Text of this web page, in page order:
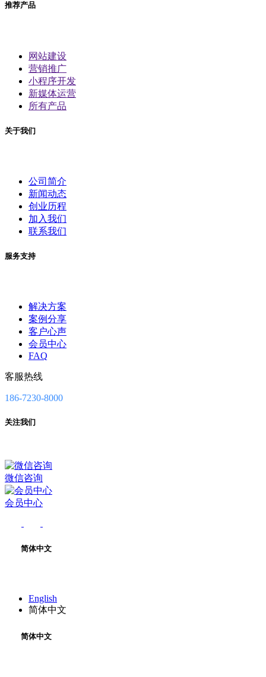
推荐产品
网站建设
营销推广
小程序开发
新媒体运营
所有产品
关于我们
公司简介
新闻动态
创业历程
加入我们
联系我们
服务支持
解决方案
案例分享
客户心声
会员中心
FAQ
客服热线
186-7230-8000
关注我们
微信咨询
会员中心
简体中文
English
简体中文
简体中文